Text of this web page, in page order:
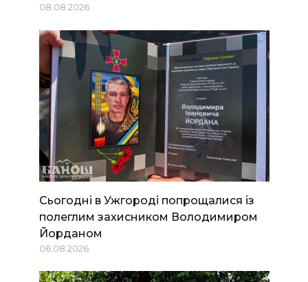
08.08.2026
Сьогодні в Ужгороді попрощалися із
полеглим захисником Володимиром
Йорданом
06.08.2026